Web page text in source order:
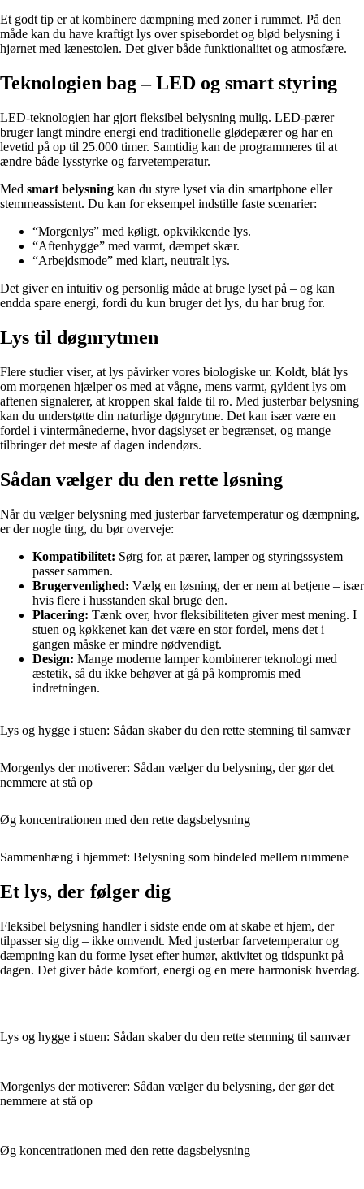
Et godt tip er at kombinere dæmpning med zoner i rummet. På den
måde kan du have kraftigt lys over spisebordet og blød belysning i
hjørnet med lænestolen. Det giver både funktionalitet og atmosfære.
Teknologien bag – LED og smart styring
LED-teknologien har gjort fleksibel belysning mulig. LED-pærer
bruger langt mindre energi end traditionelle glødepærer og har en
levetid på op til 25.000 timer. Samtidig kan de programmeres til at
ændre både lysstyrke og farvetemperatur.
Med smart belysning kan du styre lyset via din smartphone eller
stemmeassistent. Du kan for eksempel indstille faste scenarier:
“Morgenlys” med køligt, opkvikkende lys.
“Aftenhygge” med varmt, dæmpet skær.
“Arbejdsmode” med klart, neutralt lys.
Det giver en intuitiv og personlig måde at bruge lyset på – og kan
endda spare energi, fordi du kun bruger det lys, du har brug for.
Lys til døgnrytmen
Flere studier viser, at lys påvirker vores biologiske ur. Koldt, blåt lys
om morgenen hjælper os med at vågne, mens varmt, gyldent lys om
aftenen signalerer, at kroppen skal falde til ro. Med justerbar belysning
kan du understøtte din naturlige døgnrytme. Det kan især være en
fordel i vintermånederne, hvor dagslyset er begrænset, og mange
tilbringer det meste af dagen indendørs.
Sådan vælger du den rette løsning
Når du vælger belysning med justerbar farvetemperatur og dæmpning,
er der nogle ting, du bør overveje:
Kompatibilitet: Sørg for, at pærer, lamper og styringssystem
passer sammen.
Brugervenlighed: Vælg en løsning, der er nem at betjene – især
hvis flere i husstanden skal bruge den.
Placering: Tænk over, hvor fleksibiliteten giver mest mening. I
stuen og køkkenet kan det være en stor fordel, mens det i
gangen måske er mindre nødvendigt.
Design: Mange moderne lamper kombinerer teknologi med
æstetik, så du ikke behøver at gå på kompromis med
indretningen.
Lys og hygge i stuen: Sådan skaber du den rette stemning til samvær
Morgenlys der motiverer: Sådan vælger du belysning, der gør det
nemmere at stå op
Øg koncentrationen med den rette dagsbelysning
Sammenhæng i hjemmet: Belysning som bindeled mellem rummene
Et lys, der følger dig
Fleksibel belysning handler i sidste ende om at skabe et hjem, der
tilpasser sig dig – ikke omvendt. Med justerbar farvetemperatur og
dæmpning kan du forme lyset efter humør, aktivitet og tidspunkt på
dagen. Det giver både komfort, energi og en mere harmonisk hverdag.
Lys og hygge i stuen: Sådan skaber du den rette stemning til samvær
Morgenlys der motiverer: Sådan vælger du belysning, der gør det
nemmere at stå op
Øg koncentrationen med den rette dagsbelysning